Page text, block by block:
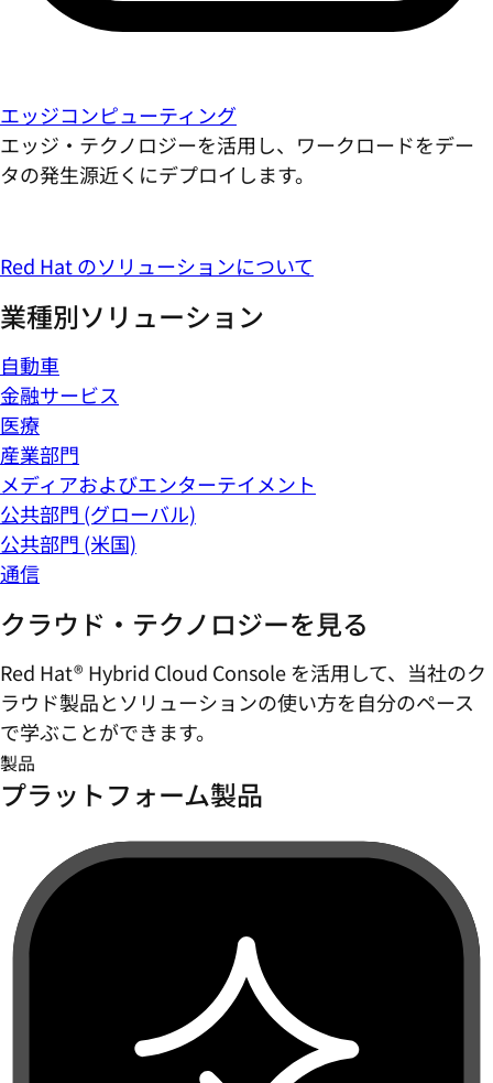
エッジコンピューティング
エッジ・テクノロジーを活用し、ワークロードをデー
タの発生源近くにデプロイします。
Red Hat のソリューションについて
業種別ソリューション
自動車
金融サービス
医療
産業部門
メディアおよびエンターテイメント
公共部門 (グローバル)
公共部門 (米国)
通信
クラウド・テクノロジーを見る
Red Hat® Hybrid Cloud Console を活用して、当社のク
ラウド製品とソリューションの使い方を自分のペース
で学ぶことができます。
製品
プラットフォーム製品